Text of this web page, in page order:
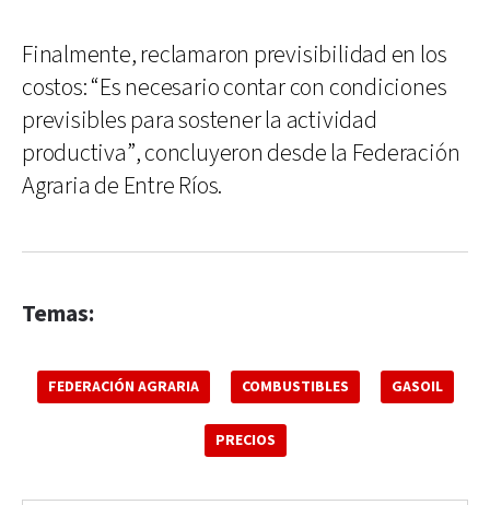
Finalmente, reclamaron previsibilidad en los
costos: “Es necesario contar con condiciones
previsibles para sostener la actividad
productiva”, concluyeron desde la Federación
Agraria de Entre Ríos.
Temas:
FEDERACIÓN AGRARIA COMBUSTIBLES GASOIL
PRECIOS